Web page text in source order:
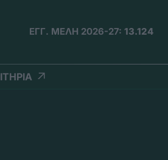
ΕΓΓ. ΜΕΛΗ 2026-27: 13.124